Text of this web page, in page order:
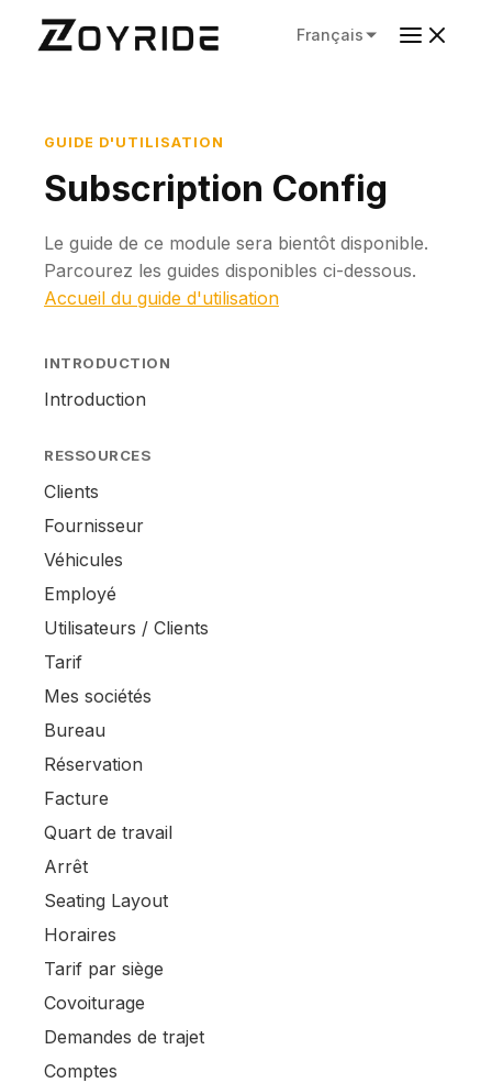
Français
GUIDE D'UTILISATION
Subscription Config
Le guide de ce module sera bientôt disponible.
Parcourez les guides disponibles ci-dessous.
Accueil du guide d'utilisation
INTRODUCTION
Introduction
RESSOURCES
Clients
Fournisseur
Véhicules
Employé
Utilisateurs / Clients
Tarif
Mes sociétés
Bureau
Réservation
Facture
Quart de travail
Arrêt
Seating Layout
Horaires
Tarif par siège
Covoiturage
Demandes de trajet
Comptes